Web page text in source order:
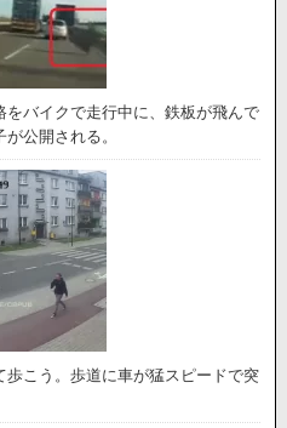
をバイクで走行中に、鉄板が飛んで
公開される。
歩こう。歩道に車が猛スピードで突